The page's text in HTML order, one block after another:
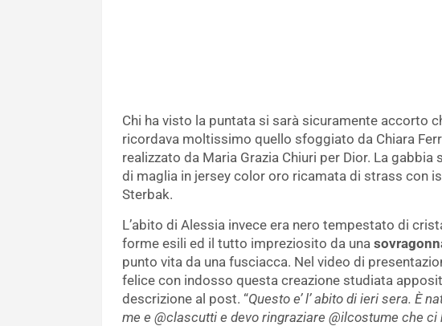
Chi ha visto la puntata si sarà sicuramente accorto
ricordava moltissimo quello sfoggiato da Chiara
realizzato da Maria Grazia Chiuri per Dior. La
di maglia in jersey color oro ricamata di strass con
Sterbak.
L’abito di Alessia invece era nero tempestato di
forme esili ed il tutto impreziosito da una
punto vita da una fusciacca. Nel video di
felice con indosso questa creazione studiata
descrizione al post. “Questo e’ l’ abito di ieri sera. È
me e @clascutti e devo ringraziare @ilcostume che